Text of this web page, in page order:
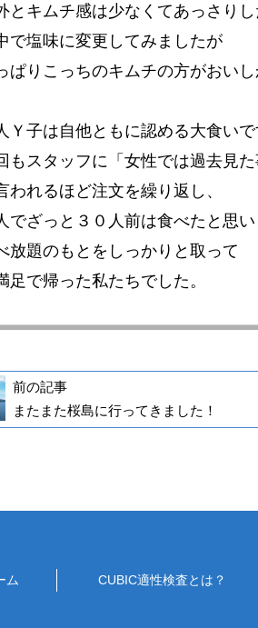
とキムチ感は少なくてあっさりし
で塩味に変更してみましたが
ぱりこっちのキムチの方がおいし
Ｙ子は自他ともに認める大食いで
もスタッフに「女性では過去見た
われるほど注文を繰り返し、
でざっと３０人前は食べたと思
放題のもとをしっかりと取って
足で帰った私たちでした。
前の記事
またまた桜島に行ってきました！
ム CUBIC適性検査とは？